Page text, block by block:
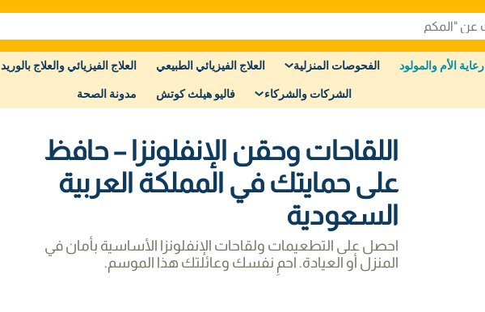
رعاية الأم والمولود الفحوصات المنزلية العلاج الفيزيائي الطبيعي العلاج الفيزيائي والعلاج بالوريد
الشركات والشركاء
فاليو هيلث كوتش مدونة الصحة
اللقاحات وحقن الإنفلونزا – حافظ
على حمايتك في المملكة العربية
السعودية
احصل على التطعيمات ولقاحات الإنفلونزا الأساسية بأمان في
المنزل أو العيادة. احمِ نفسك وعائلتك هذا الموسم.